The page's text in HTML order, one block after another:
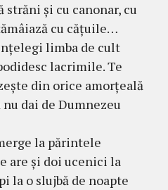
şi cu canonar, cu
cu căţuile…
limba de cult
lacrimi­le. Te
din orice amorţeală
dai de Dum­nezeu
la părintele
are şi doi ucenici la
la o slujbă de noapte